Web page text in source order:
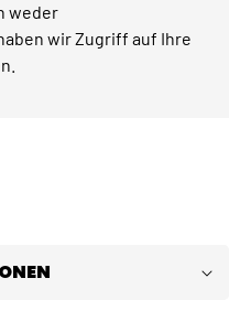
weder
wir Zugriff auf Ihre